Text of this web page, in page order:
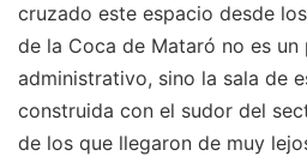
cruzado este espacio desde
de la Coca de Mataró no es un
administrativo, sino la sala de
construida con el sudor del
de los que llegaron de muy